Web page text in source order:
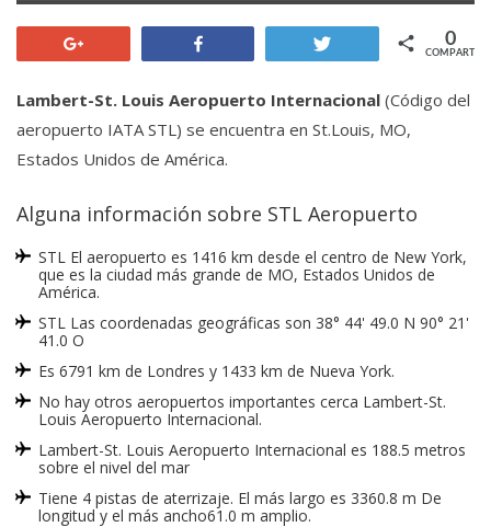
Twittear
COMPARTIR
0
Lambert-St. Louis Aeropuerto Internacional (Código del
aeropuerto IATA STL) se encuentra en St.Louis, MO,
Estados Unidos de América.
Alguna información sobre STL Aeropuerto
STL El aeropuerto es 1416 km desde el centro de New York,
que es la ciudad más grande de MO, Estados Unidos de
América.
STL Las coordenadas geográficas son 38° 44' 49.0 N 90° 21'
41.0 O
Es 6791 km de Londres y 1433 km de Nueva York.
No hay otros aeropuertos importantes cerca Lambert-St.
Louis Aeropuerto Internacional.
Lambert-St. Louis Aeropuerto Internacional es 188.5 metros
sobre el nivel del mar
Tiene 4 pistas de aterrizaje. El más largo es 3360.8 m De
longitud y el más ancho61.0 m amplio.